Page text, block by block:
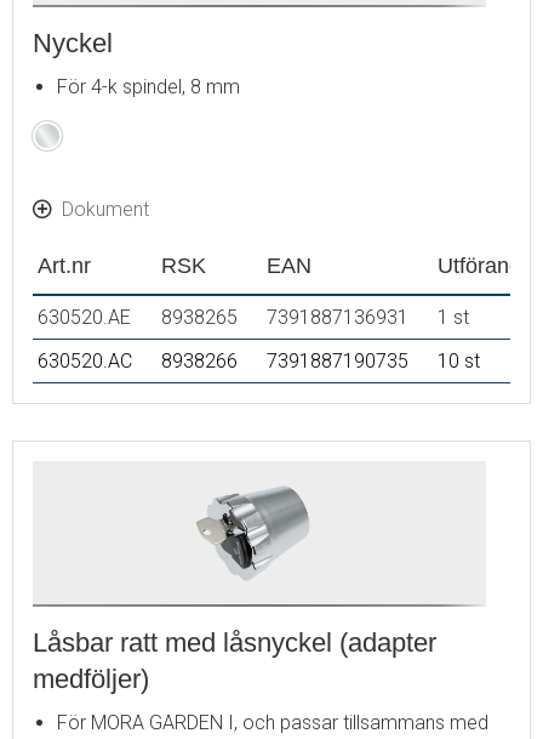
Nyckel
För 4-k spindel, 8 mm
Krom
Dokument
Art.nr RSK EAN Utförande
630520.AE 8938265 7391887136931
1 st
630520.AC
8938266 7391887190735 10 st
Låsbar ratt med låsnyckel (adapter
medföljer)
För MORA GARDEN I, och passar tillsammans med